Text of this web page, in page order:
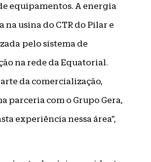
equipamentos. A energia
na usina do CTR do Pilar e
pelo sistema de
na rede da Equatorial.
da comercialização,
parceria com o Grupo Gera,
experiência nessa área”,